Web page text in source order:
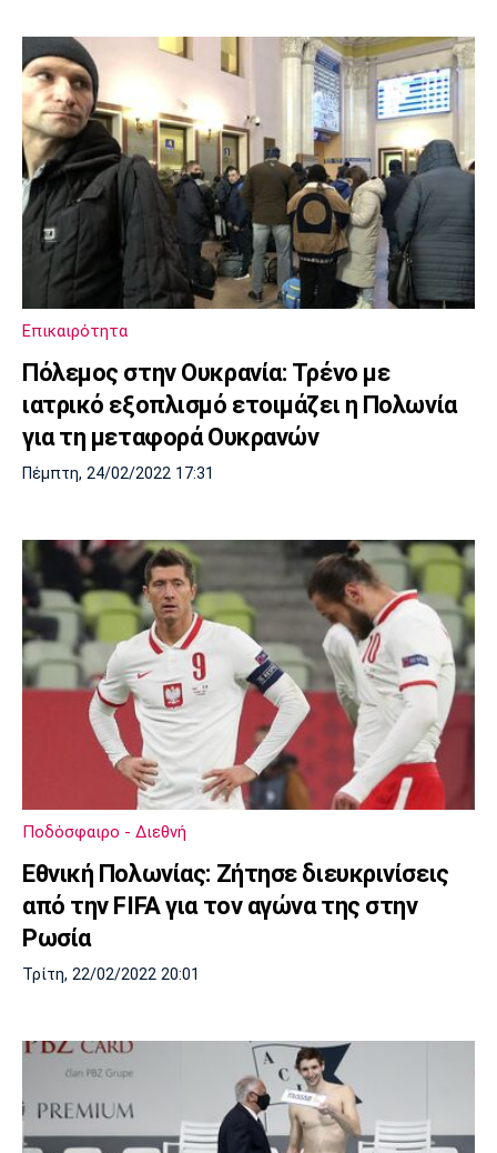
Επικαιρότητα
Πόλεμος στην Ουκρανία: Τρένο με
ιατρικό εξοπλισμό ετοιμάζει η Πολωνία
για τη μεταφορά Ουκρανών
Πέμπτη, 24/02/2022 17:31
Ποδόσφαιρο - Διεθνή
Εθνική Πολωνίας: Ζήτησε διευκρινίσεις
από την FIFA για τον αγώνα της στην
Ρωσία
Τρίτη, 22/02/2022 20:01